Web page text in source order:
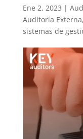
Ene 2, 2023 |
Auditoría Externa,
sistemas de